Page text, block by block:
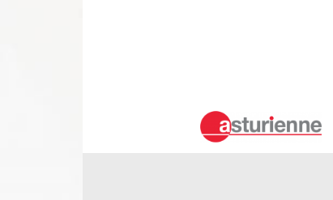
travailler, l’artisan en pose dispose les
Artisan pose de cuisine